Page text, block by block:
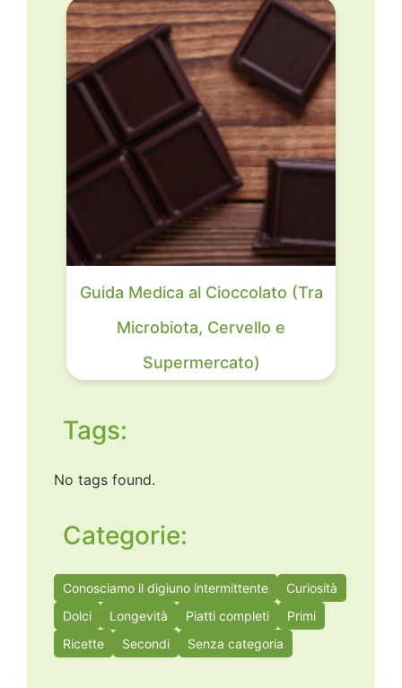
Guida Medica al Cioccolato (Tra
Microbiota, Cervello e
Supermercato)
Tags:
No tags found.
Categorie:
Conosciamo il digiuno intermittente
Curiosità
Dolci
Longevità Piatti completi
Primi
Ricette
Secondi Senza categoria